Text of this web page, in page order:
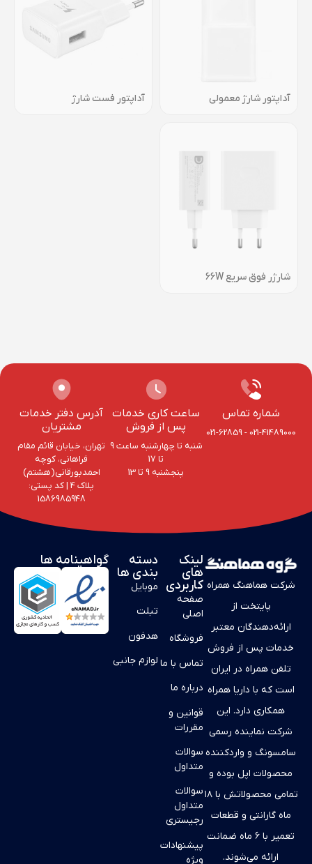
آداپتور شارژ معمولی آداپتور فست شارژ
شارژر فوق سریع 66W
شماره تماس
021-41489000
-
021-62859
ساعت کاری خدمات
پس از فروش
شنبه تا چهارشنبه ساعت 9
تا 17
پنجشنبه 9 تا 13
آدرس دفتر خدمات
مشتریان
تهران، خیابان قائم مقام
فراهانی، کوچه
احمد‌بورقانی(هشتم)
پلاک 4‌ | کد پستی:
1586985948
لینک
های
کاربردی
صفحه
اصلی
فروشگاه
تماس با ما
درباره ما
قوانین و
مقررات
سوالات
متداول
سوالات
متداول
رجیستری
پیشنهادات
ویژه
دسته
بندی ها
موبایل
تبلت
هدفون
لوازم جانبی
شرکت هماهنگ همراه
پایتخت از
ارائه‌دهندگان معتبر
خدمات پس از فروش
تلفن همراه در ایران
است که با داریا همراه
همکاری دارد. این
شرکت نماینده رسمی
سامسونگ و واردکننده
محصولات اپل بوده و
تمامی محصولاتش با ۱۸
ماه گارانتی و قطعات
تعمیر با ۶ ماه ضمانت
ارائه می‌شوند.
گواهینامه ها